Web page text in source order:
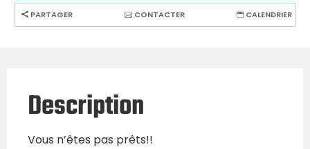
PARTAGER CONTACTER CALENDRIER
Description
Vous n’êtes pas prêts!!